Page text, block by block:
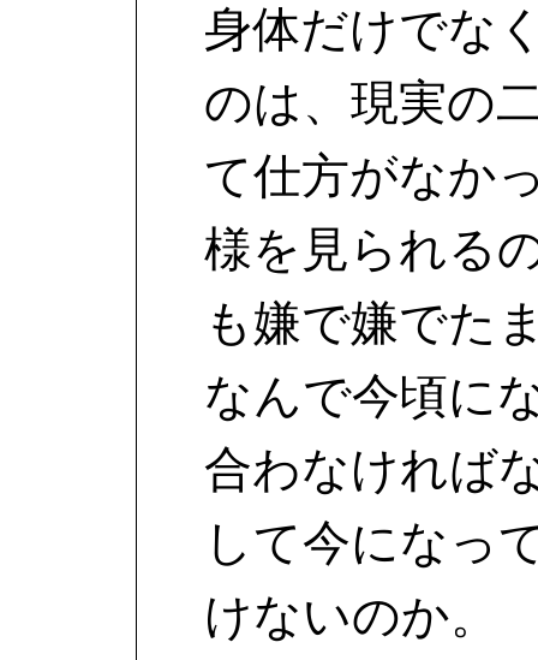
身体だけでな
のは、現実の
て仕方がなか
様を見られる
も嫌で嫌でた
なんで今頃に
合わなければ
して今になっ
けないのか。